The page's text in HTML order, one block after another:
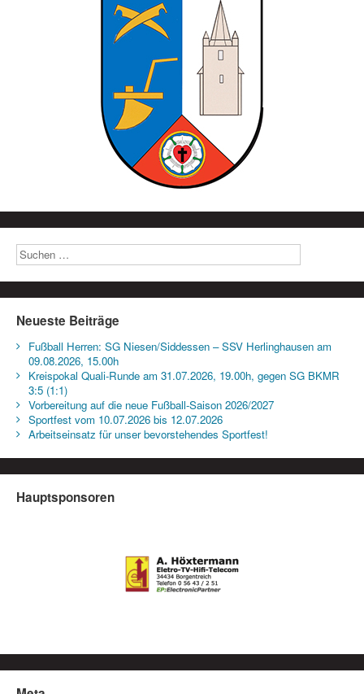
Neueste Beiträge
Fußball Herren: SG Niesen/Siddessen – SSV Herlinghausen am
09.08.2026, 15.00h
Kreispokal Quali-Runde am 31.07.2026, 19.00h, gegen SG BKMR
3:5 (1:1)
Vorbereitung auf die neue Fußball-Saison 2026/2027
Sportfest vom 10.07.2026 bis 12.07.2026
Arbeitseinsatz für unser bevorstehendes Sportfest!
Hauptsponsoren